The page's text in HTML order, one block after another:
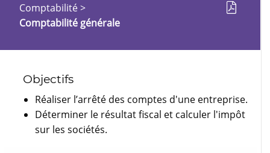
Comptabilité>
Comptabilité générale
Objectifs
Réaliser l’arrêté des comptes d'une entreprise.
Déterminer le résultat fiscal et calculer l'impôt
sur les sociétés.